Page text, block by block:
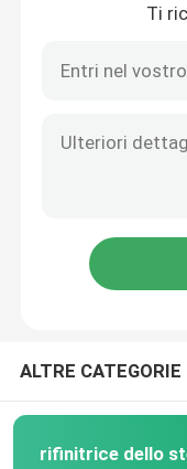
Circa noi
Ti
ALTRE
rifinitrice dello